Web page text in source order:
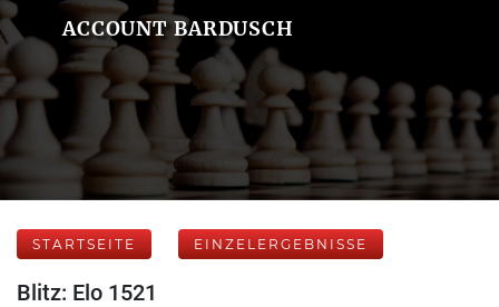
ACCOUNT BARDUSCH
STARTSEITE EINZELERGEBNISSE
Blitz: Elo 1521